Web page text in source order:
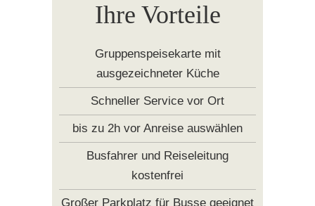
Ihre Vorteile
Gruppenspeisekarte mit
ausgezeichneter Küche
Schneller Service vor Ort
bis zu 2h vor Anreise auswählen
Busfahrer und Reiseleitung
kostenfrei
Großer Parkplatz für Busse geeignet